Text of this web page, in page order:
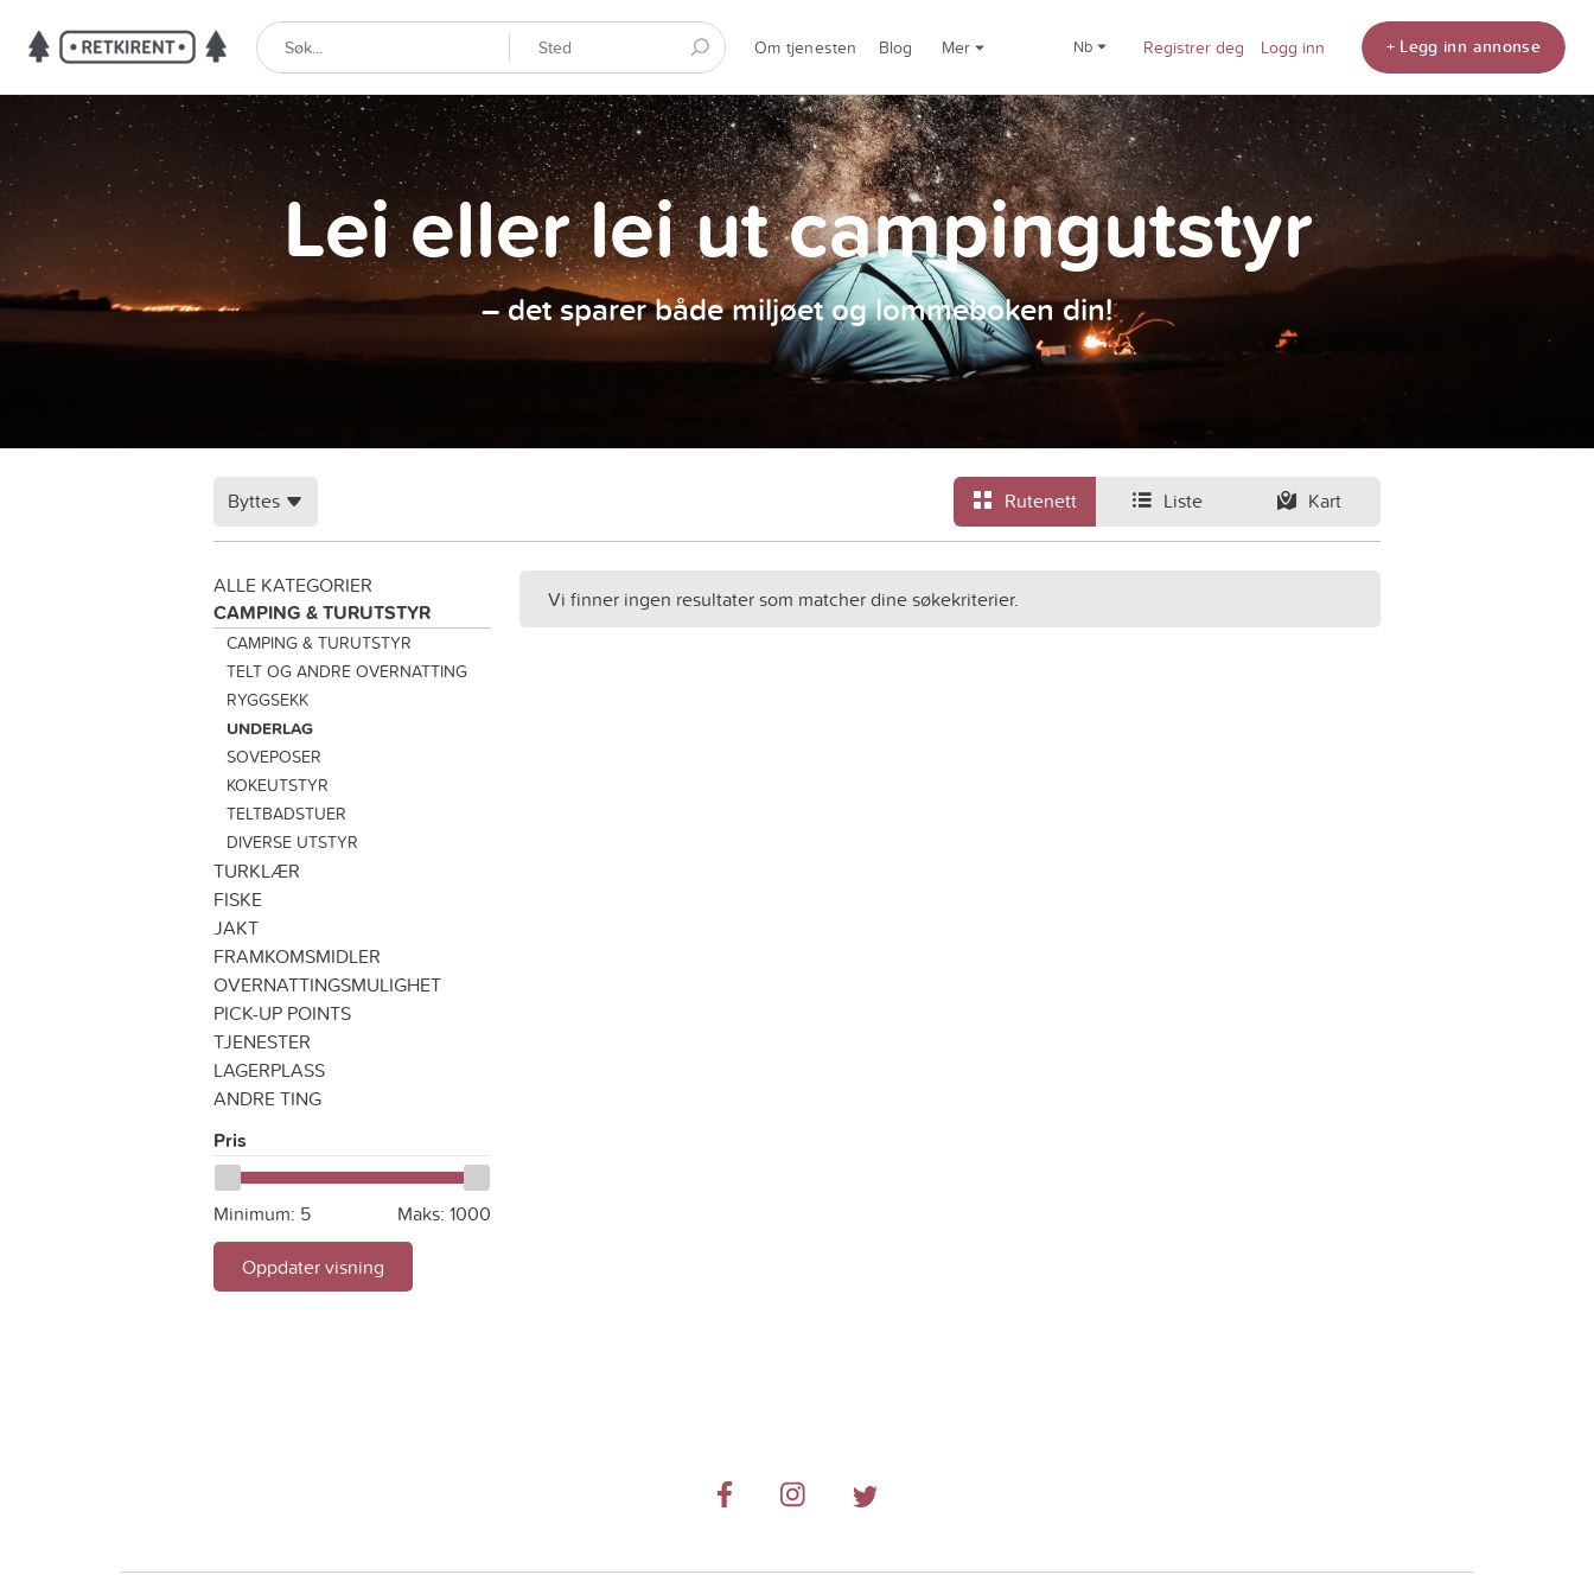
Om tjenesten Blog Mer nb Registrer deg Logg inn + Legg inn annonse
Lei eller lei ut campingutstyr
– det sparer både miljøet og lommeboken din!
Rutenett Liste Kart
Byttes
ALLE KATEGORIER
CAMPING & TURUTSTYR
CAMPING & TURUTSTYR
TELT OG ANDRE OVERNATTING
RYGGSEKK
UNDERLAG
SOVEPOSER
KOKEUTSTYR
TELTBADSTUER
DIVERSE UTSTYR
TURKLÆR
FISKE
JAKT
FRAMKOMSMIDLER
OVERNATTINGSMULIGHET
PICK-UP POINTS
TJENESTER
LAGERPLASS
ANDRE TING
Pris
Minimum: 5 Maks: 1000
Oppdater visning
Vi finner ingen resultater som matcher dine søkekriterier.